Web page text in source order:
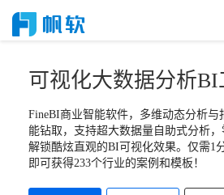
可视化大数据分析BI
FineBI商业智能软件，多维动态分析与
能钻取，支持超大数据量自助式分析
解锁酷炫直观的BI可视化效果。仅需1分
即可获得233个行业的案例和模板！